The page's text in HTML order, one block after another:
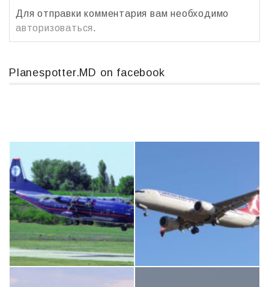
Для отправки комментария вам необходимо
авторизоваться.
Planespotter.MD on facebook